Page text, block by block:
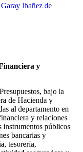
Ibañez de
y
bajo la
de Hacienda y
al departamento en
y relaciones
instrumentos públicos
bancarias y
tesorería,